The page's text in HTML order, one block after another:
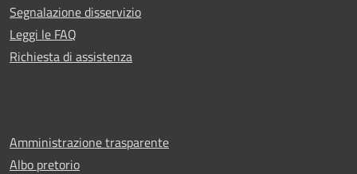
Segnalazione disservizio
Leggi le FAQ
Richiesta di assistenza
Amministrazione trasparente
Albo pretorio